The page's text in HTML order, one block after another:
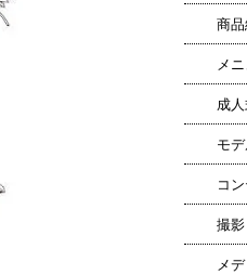
商
メ
成
モ
コ
撮影
メ